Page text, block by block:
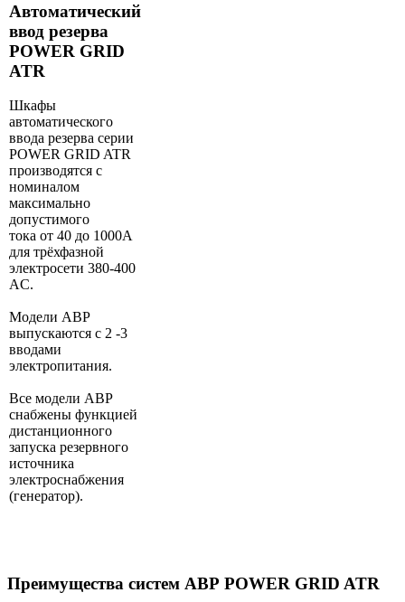
Автоматический
ввод резерва
POWER GRID
ATR
Шкафы
автоматического
ввода резерва серии
POWER GRID ATR
производятся с
номиналом
максимально
допустимого
тока от 40 до 1000А
для трёхфазной
электросети 380-400
AC.
Модели АВР
выпускаются с 2 -3
вводами
электропитания.
Все модели АВР
снабжены функцией
дистанционного
запуска резервного
источника
электроснабжения
(генератор).
Преимущества систем АВР POWER GRID ATR